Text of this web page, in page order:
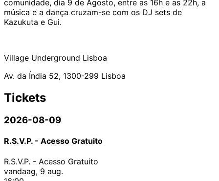
comunidade, dia 9 de Agosto, entre as 16h e as 22h, a
música e a dança cruzam-se com os DJ sets de
Kazukuta e Gui.
Village Underground Lisboa
Av. da Índia 52, 1300-299 Lisboa
Tickets
2026-08-09
R.S.V.P. - Acesso Gratuito
R.S.V.P. - Acesso Gratuito
vandaag, 9 aug.